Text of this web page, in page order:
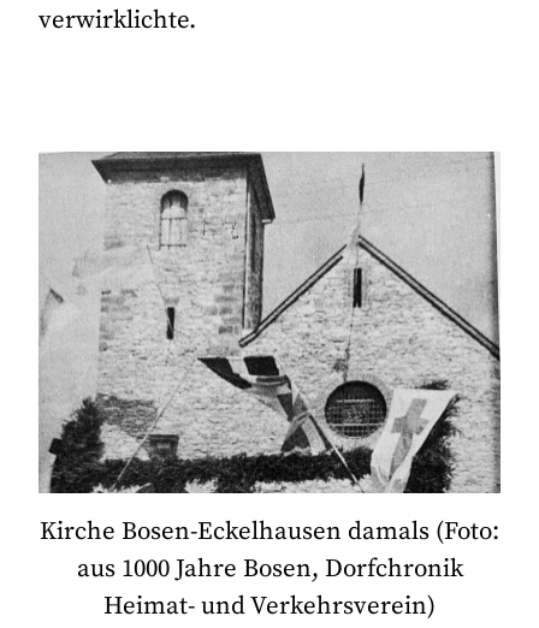
verwirklichte.
Kirche Bosen-Eckelhausen damals (Foto:
aus 1000 Jahre Bosen, Dorfchronik
Heimat- und Verkehrsverein)